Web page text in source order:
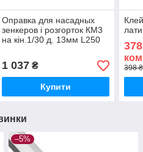
Оправка для насадных
зенкеров і розгорток КМ3
на кін.1/30 д. 13мм L250
(СРСР)
1 037₴
Купити
398
–5%